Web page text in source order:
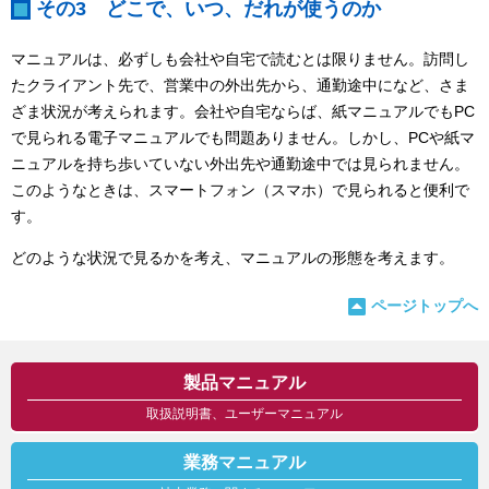
その3 どこで、いつ、だれが使うのか
マニュアルは、必ずしも会社や自宅で読むとは限りません。訪問し
たクライアント先で、営業中の外出先から、通勤途中になど、さま
ざま状況が考えられます。会社や自宅ならば、紙マニュアルでもPC
で見られる電子マニュアルでも問題ありません。しかし、PCや紙マ
ニュアルを持ち歩いていない外出先や通勤途中では見られません。
このようなときは、スマートフォン（スマホ）で見られると便利で
す。
どのような状況で見るかを考え、マニュアルの形態を考えます。
ページトップへ
製品マニュアル
取扱説明書、ユーザーマニュアル
業務マニュアル